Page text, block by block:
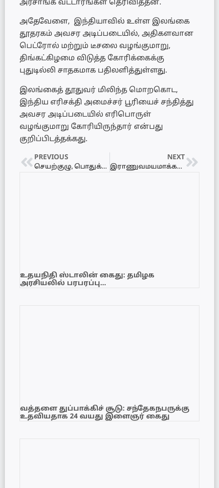
அரசாங்க வட்டாரங்கள் தெரிவித்தன.
அதேவேளை, இந்தியாவில் உள்ள இலங்கை
தூதரகம் அவசர அடிப்படையில், அதிகளவான
பெட்ரோல் மற்றும் டீசலை வழங்குமாறு,
திங்கட்கிழமை விடுத்த கோரிக்கைக்கு
புதுடில்லி சாதகமாக பதிலளித்துள்ளது.
இலங்கைத் தூதுவர் மிலிந்த மொறகொட,
இந்திய எரிசக்தி அமைச்சர் பூரியைச் சந்தித்து
அவசர அடிப்படையில் எரிபொருள்
வழங்குமாறு கோரியிருந்தார் என்பது
குறிப்பிடத்தக்கது.
PREVIOUS
செயற்குழு, பொதுக்குழு முடிவுகளில் நீதிமன்றம் தலையிட முடியாது
NEXT
இராணுவமயமாக்கலை முடிவிற்குக் கொண்டுவர வேண்டும்
உதயநிதி ஸ்டாலின் கைது: தமிழக
அரசியலில் பரபரப்பு…
வத்தளை துப்பாக்கிச் சூடு: சந்தேகநபருக்கு
உதவியதாக 24 வயது இளைஞர் கைது